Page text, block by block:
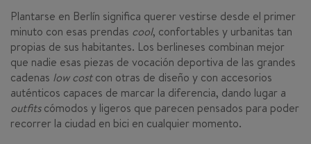
Plantarse en Berlín significa querer vestirse desde el primer
minuto con esas prendas cool, confortables y urbanitas tan
propias de sus habitantes. Los berlineses combinan mejor
que nadie esas piezas de vocación deportiva de las grandes
cadenas low costcon otras de diseño y con accesorios
auténticos capaces de marcar la diferencia, dando lugar a
outfitscómodos y ligeros que parecen pensados para poder
recorrer la ciudad en bici en cualquier momento.